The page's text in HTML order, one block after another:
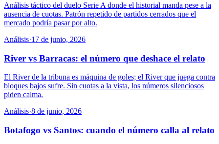
Análisis táctico del duelo Serie A donde el historial manda pese a la
ausencia de cuotas. Patrón repetido de partidos cerrados que el
mercado podría pasar por alto.
Análisis·17 de junio, 2026
River vs Barracas: el número que deshace el relato
El River de la tribuna es máquina de goles; el River que juega contra
bloques bajos sufre. Sin cuotas a la vista, los números silenciosos
piden calma.
Análisis·8 de junio, 2026
Botafogo vs Santos: cuando el número calla al relato